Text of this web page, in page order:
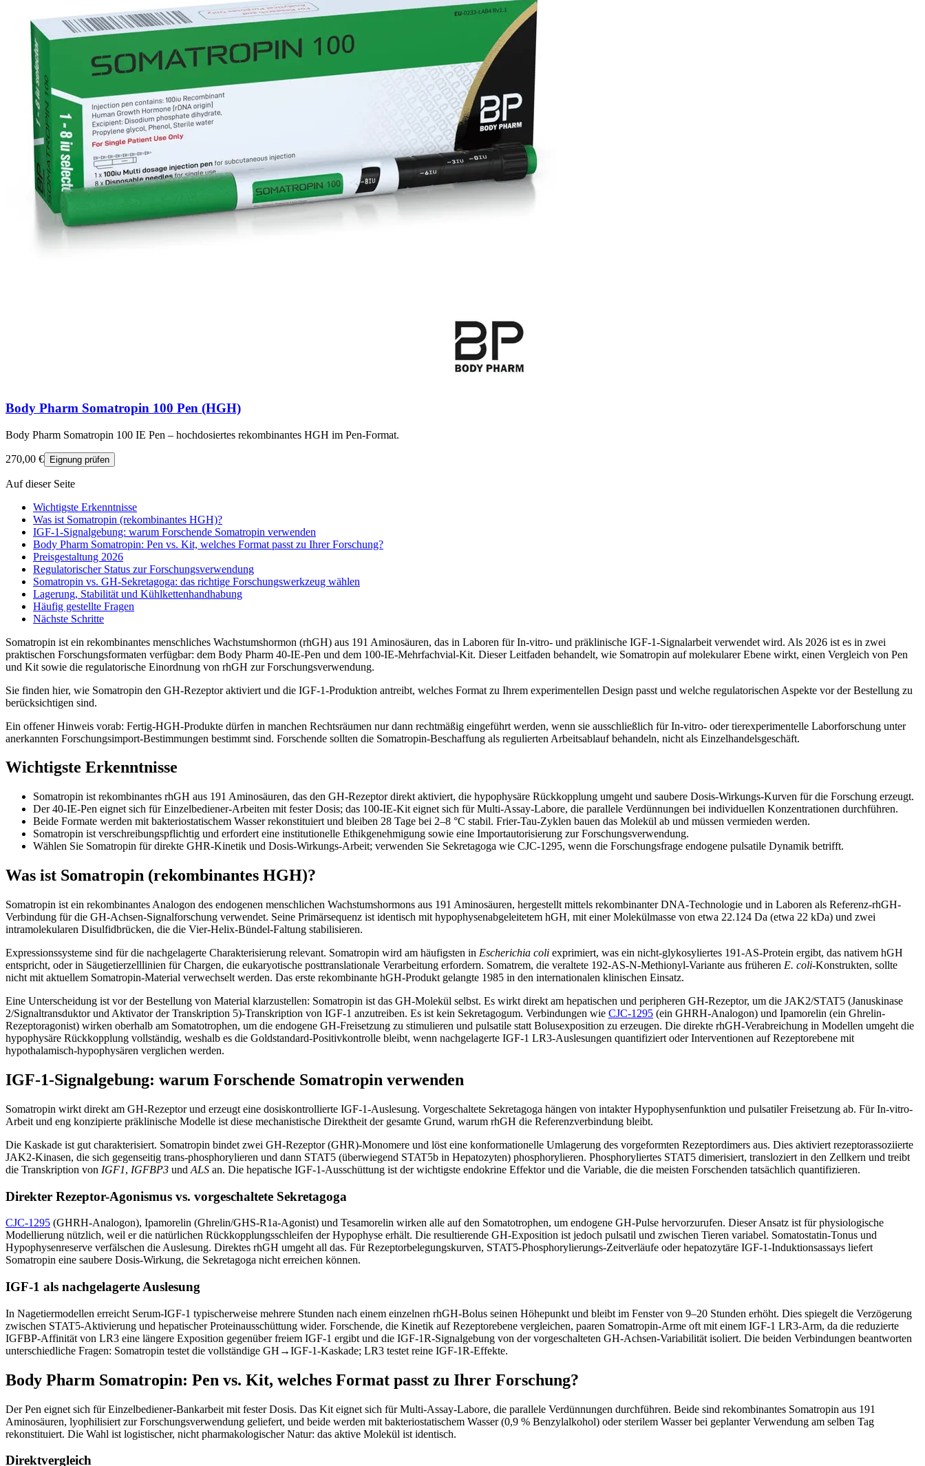
Body Pharm Somatropin 100 Pen (HGH)
Body Pharm Somatropin 100 IE Pen – hochdosiertes rekombinantes HGH im Pen-Format.
270,00 € Eignung prüfen
Auf dieser Seite
Wichtigste Erkenntnisse
Was ist Somatropin (rekombinantes HGH)?
IGF-1-Signalgebung: warum Forschende Somatropin verwenden
Body Pharm Somatropin: Pen vs. Kit, welches Format passt zu Ihrer Forschung?
Preisgestaltung 2026
Regulatorischer Status zur Forschungsverwendung
Somatropin vs. GH-Sekretagoga: das richtige Forschungswerkzeug wählen
Lagerung, Stabilität und Kühlkettenhandhabung
Häufig gestellte Fragen
Nächste Schritte
Somatropin ist ein rekombinantes menschliches Wachstumshormon (rhGH) aus 191 Aminosäuren, das in Laboren für In-vitro- und präklinische IGF-1-Signalarbeit verwendet wird. Als 2026 ist es in zwei
praktischen Forschungsformaten verfügbar: dem Body Pharm 40-IE-Pen und dem 100-IE-Mehrfachvial-Kit. Dieser Leitfaden behandelt, wie Somatropin auf molekularer Ebene wirkt, einen Vergleich von Pen
und Kit sowie die regulatorische Einordnung von rhGH zur Forschungsverwendung.
Sie finden hier, wie Somatropin den GH-Rezeptor aktiviert und die IGF-1-Produktion antreibt, welches Format zu Ihrem experimentellen Design passt und welche regulatorischen Aspekte vor der Bestellung zu
berücksichtigen sind.
Ein offener Hinweis vorab: Fertig-HGH-Produkte dürfen in manchen Rechtsräumen nur dann rechtmäßig eingeführt werden, wenn sie ausschließlich für In-vitro- oder tierexperimentelle Laborforschung unter
anerkannten Forschungsimport-Bestimmungen bestimmt sind. Forschende sollten die Somatropin-Beschaffung als regulierten Arbeitsablauf behandeln, nicht als Einzelhandelsgeschäft.
Wichtigste Erkenntnisse
Somatropin ist rekombinantes rhGH aus 191 Aminosäuren, das den GH-Rezeptor direkt aktiviert, die hypophysäre Rückkopplung umgeht und saubere Dosis-Wirkungs-Kurven für die Forschung erzeugt.
Der 40-IE-Pen eignet sich für Einzelbediener-Arbeiten mit fester Dosis; das 100-IE-Kit eignet sich für Multi-Assay-Labore, die parallele Verdünnungen bei individuellen Konzentrationen durchführen.
Beide Formate werden mit bakteriostatischem Wasser rekonstituiert und bleiben 28 Tage bei 2–8 °C stabil. Frier-Tau-Zyklen bauen das Molekül ab und müssen vermieden werden.
Somatropin ist verschreibungspflichtig und erfordert eine institutionelle Ethikgenehmigung sowie eine Importautorisierung zur Forschungsverwendung.
Wählen Sie Somatropin für direkte GHR-Kinetik und Dosis-Wirkungs-Arbeit; verwenden Sie Sekretagoga wie CJC-1295, wenn die Forschungsfrage endogene pulsatile Dynamik betrifft.
Was ist Somatropin (rekombinantes HGH)?
Somatropin ist ein rekombinantes Analogon des endogenen menschlichen Wachstumshormons aus 191 Aminosäuren, hergestellt mittels rekombinanter DNA-Technologie und in Laboren als Referenz-rhGH-
Verbindung für die GH-Achsen-Signalforschung verwendet. Seine Primärsequenz ist identisch mit hypophysenabgeleitetem hGH, mit einer Molekülmasse von etwa 22.124 Da (etwa 22 kDa) und zwei
intramolekularen Disulfidbrücken, die die Vier-Helix-Bündel-Faltung stabilisieren.
Expressionssysteme sind für die nachgelagerte Charakterisierung relevant. Somatropin wird am häufigsten in Escherichia coli exprimiert, was ein nicht-glykosyliertes 191-AS-Protein ergibt, das nativem hGH
entspricht, oder in Säugetierzelllinien für Chargen, die eukaryotische posttranslationale Verarbeitung erfordern. Somatrem, die veraltete 192-AS-N-Methionyl-Variante aus früheren E. coli-Konstrukten, sollte
nicht mit aktuellem Somatropin-Material verwechselt werden. Das erste rekombinante hGH-Produkt gelangte 1985 in den internationalen klinischen Einsatz.
Eine Unterscheidung ist vor der Bestellung von Material klarzustellen: Somatropin ist das GH-Molekül selbst. Es wirkt direkt am hepatischen und peripheren GH-Rezeptor, um die JAK2/STAT5 (Januskinase
2/Signaltransduktor und Aktivator der Transkription 5)-Transkription von IGF-1 anzutreiben. Es ist kein Sekretagogum. Verbindungen wie CJC-1295 (ein GHRH-Analogon) und Ipamorelin (ein Ghrelin-
Rezeptoragonist) wirken oberhalb am Somatotrophen, um die endogene GH-Freisetzung zu stimulieren und pulsatile statt Bolusexposition zu erzeugen. Die direkte rhGH-Verabreichung in Modellen umgeht die
hypophysäre Rückkopplung vollständig, weshalb es die Goldstandard-Positivkontrolle bleibt, wenn nachgelagerte IGF-1 LR3-Auslesungen quantifiziert oder Interventionen auf Rezeptorebene mit
hypothalamisch-hypophysären verglichen werden.
IGF-1-Signalgebung: warum Forschende Somatropin verwenden
Somatropin wirkt direkt am GH-Rezeptor und erzeugt eine dosiskontrollierte IGF-1-Auslesung. Vorgeschaltete Sekretagoga hängen von intakter Hypophysenfunktion und pulsatiler Freisetzung ab. Für In-vitro-
Arbeit und eng konzipierte präklinische Modelle ist diese mechanistische Direktheit der gesamte Grund, warum rhGH die Referenzverbindung bleibt.
Die Kaskade ist gut charakterisiert. Somatropin bindet zwei GH-Rezeptor (GHR)-Monomere und löst eine konformationelle Umlagerung des vorgeformten Rezeptordimers aus. Dies aktiviert rezeptorassoziierte
JAK2-Kinasen, die sich gegenseitig trans-phosphorylieren und dann STAT5 (überwiegend STAT5b in Hepatozyten) phosphorylieren. Phosphoryliertes STAT5 dimerisiert, transloziert in den Zellkern und treibt
die Transkription von IGF1, IGFBP3 und ALS an. Die hepatische IGF-1-Ausschüttung ist der wichtigste endokrine Effektor und die Variable, die die meisten Forschenden tatsächlich quantifizieren.
Direkter Rezeptor-Agonismus vs. vorgeschaltete Sekretagoga
CJC-1295 (GHRH-Analogon), Ipamorelin (Ghrelin/GHS-R1a-Agonist) und Tesamorelin wirken alle auf den Somatotrophen, um endogene GH-Pulse hervorzurufen. Dieser Ansatz ist für physiologische
Modellierung nützlich, weil er die natürlichen Rückkopplungsschleifen der Hypophyse erhält. Die resultierende GH-Exposition ist jedoch pulsatil und zwischen Tieren variabel. Somatostatin-Tonus und
Hypophysenreserve verfälschen die Auslesung. Direktes rhGH umgeht all das. Für Rezeptorbelegungskurven, STAT5-Phosphorylierungs-Zeitverläufe oder hepatozytäre IGF-1-Induktionsassays liefert
Somatropin eine saubere Dosis-Wirkung, die Sekretagoga nicht erreichen können.
IGF-1 als nachgelagerte Auslesung
In Nagetiermodellen erreicht Serum-IGF-1 typischerweise mehrere Stunden nach einem einzelnen rhGH-Bolus seinen Höhepunkt und bleibt im Fenster von 9–20 Stunden erhöht. Dies spiegelt die Verzögerung
zwischen STAT5-Aktivierung und hepatischer Proteinausschüttung wider. Forschende, die Kinetik auf Rezeptorebene vergleichen, paaren Somatropin-Arme oft mit einem IGF-1 LR3-Arm, da die reduzierte
IGFBP-Affinität von LR3 eine längere Exposition gegenüber freiem IGF-1 ergibt und die IGF-1R-Signalgebung von der vorgeschalteten GH-Achsen-Variabilität isoliert. Die beiden Verbindungen beantworten
unterschiedliche Fragen: Somatropin testet die vollständige GH→IGF-1-Kaskade; LR3 testet reine IGF-1R-Effekte.
Body Pharm Somatropin: Pen vs. Kit, welches Format passt zu Ihrer Forschung?
Der Pen eignet sich für Einzelbediener-Bankarbeit mit fester Dosis. Das Kit eignet sich für Multi-Assay-Labore, die parallele Verdünnungen durchführen. Beide sind rekombinantes Somatropin aus 191
Aminosäuren, lyophilisiert zur Forschungsverwendung geliefert, und beide werden mit bakteriostatischem Wasser (0,9 % Benzylalkohol) oder sterilem Wasser bei geplanter Verwendung am selben Tag
rekonstituiert. Die Wahl ist logistischer, nicht pharmakologischer Natur: das aktive Molekül ist identisch.
Direktvergleich